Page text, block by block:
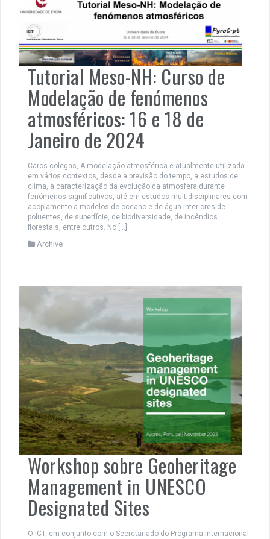
Tutorial Meso-NH: Curso de
Modelação de fenómenos
atmosféricos: 16 e 18 de
Janeiro de 2024
Caros colegas, A modelação atmosférica é atualmente utilizada
em vários contextos, desde a previsão do tempo, a estudos de
clima, à caracterização da evolução da atmosfera durante
fenómenos significativos, até em estudos multidisciplinares com
acoplamento a modelos de oceano e de água interiores de
poluentes, de superfície, de biodiversidade, de incêndios
florestais, entre outros. No […]
Archive
Workshop sobre Geoheritage
Management in UNESCO
Designated Sites
O ICT, em conjunto com o Secretariado do Programa Internacional